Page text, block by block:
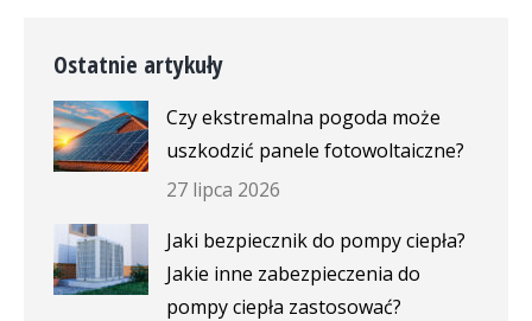
Ostatnie artykuły
Czy ekstremalna pogoda może
uszkodzić panele fotowoltaiczne?
27 lipca 2026
Jaki bezpiecznik do pompy ciepła?
Jakie inne zabezpieczenia do
pompy ciepła zastosować?